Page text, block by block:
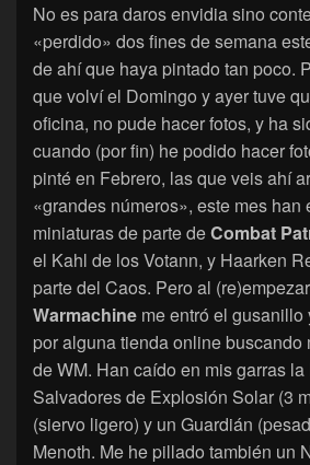
No es para daros envidia sino
«perdido» dos fines de semana
de ahí que haya pintado tan poco.
que volví el Domingo y ayer tuve
oficina, no pude hacer fotos, y ha
cuando (por fin) he podido hacer
pinté en Febrero, las que veis ahí
«grandes números», este mes han
miniaturas de parte deCombat
el Kahl de los Votann, y Haarken
parte del Caos. Pero al
Warmachine me entró el gusanillo
por alguna tienda online
de WM. Han caído en mis garras
Salvadores de Explosión Solar (3
(siervo ligero) y un Guardián
Menoth. Me he pillado también un